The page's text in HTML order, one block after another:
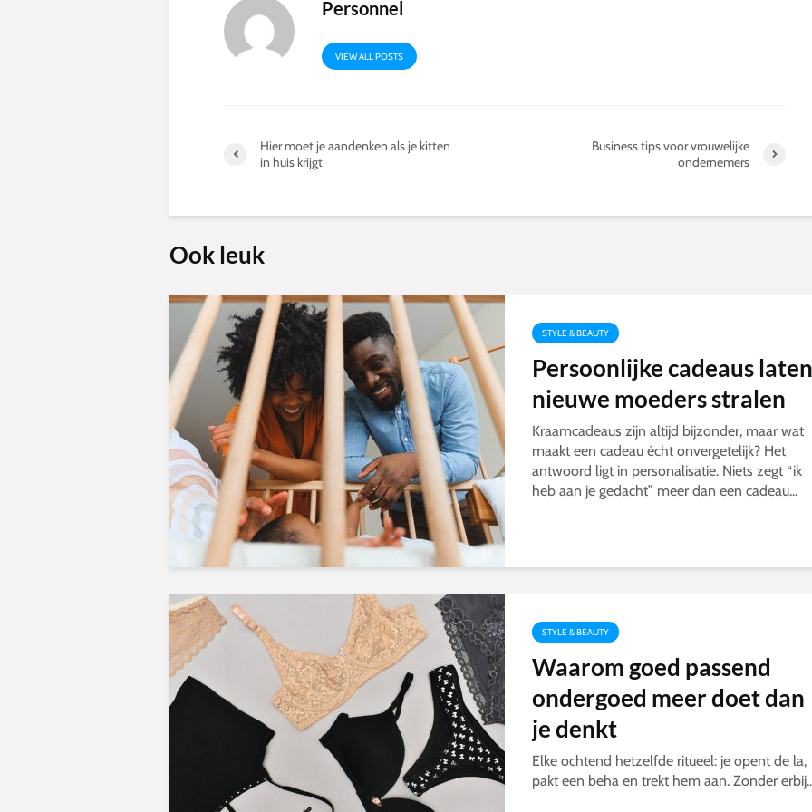
Personnel
VIEW ALL POSTS
Hier moet je aandenken als je kitten
in huis krijgt
Business tips voor vrouwelijke
ondernemers
Ook leuk
STYLE & BEAUTY
Persoonlijke cadeaus laten
nieuwe moeders stralen
Kraamcadeaus zijn altijd bijzonder, maar wat
maakt een cadeau écht onvergetelijk? Het
antwoord ligt in personalisatie. Niets zegt “ik
heb aan je gedacht” meer dan een cadeau...
STYLE & BEAUTY
Waarom goed passend
ondergoed meer doet dan
je denkt
Elke ochtend hetzelfde ritueel: je opent de la,
pakt een beha en trekt hem aan. Zonder